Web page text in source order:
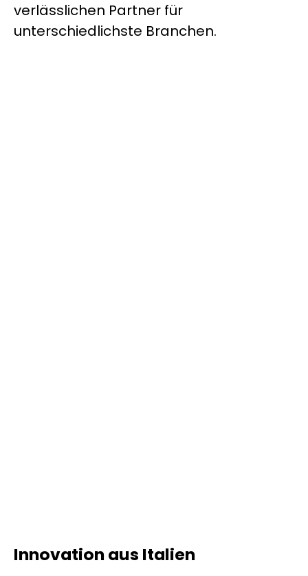
verlässlichen Partner für
unterschiedlichste Branchen.
Innovation aus Italien